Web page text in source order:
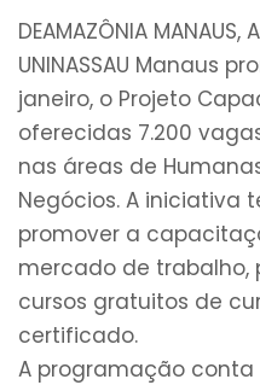
DEAMAZÔNIA
UNINASSAU Manaus
janeiro, o Projeto
oferecidas 7.200
nas áreas de
Negócios. A iniciativa
promover a
mercado de trabalho,
cursos gratuitos de
certificado.
A programação conta